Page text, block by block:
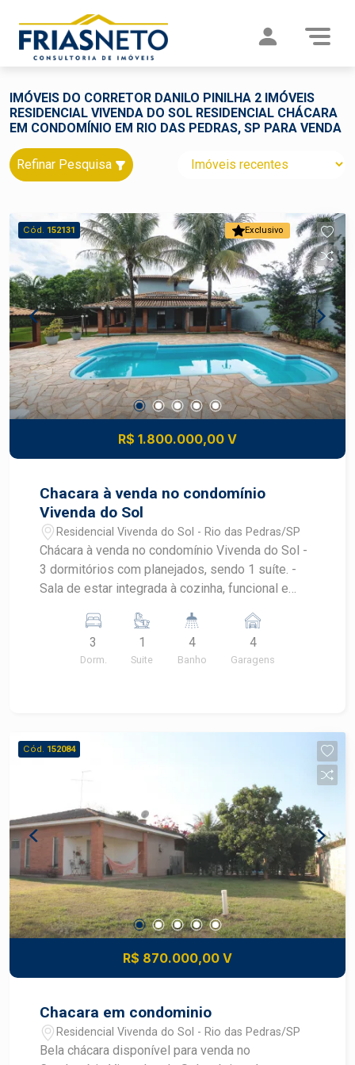
IMÓVEIS DO CORRETOR DANILO PINILHA 2 IMÓVEIS
RESIDENCIAL VIVENDA DO SOL RESIDENCIAL CHÁCARA
EM CONDOMÍNIO EM RIO DAS PEDRAS, SP PARA VENDA
Refinar Pesquisa
Exclusivo
Cód. 152131
R$ 1.800.000,00 V
Chacara à venda no condomínio
Vivenda do Sol
Residencial Vivenda do Sol - Rio das Pedras/SP
Chácara à venda no condomínio Vivenda do Sol -
3 dormitórios com planejados, sendo 1 suíte. -
Sala de estar integrada à cozinha, funcional e
no piso superior, separada dos demais
ambientes, garantindo mais privacidade e
tranquilidade. - Piscina para momentos de lazer e
Campo de futebol, ideal para partidas recreativas
e atividades ao ar livre. - Quadra de areia, perfeita
para vôlei, beach tennis e outras modalidades
aproveitamento dos espaços. Ambiente ideal
para moradia, lazer de finais de semana, eventos
familiares e confraternizações. Estrutura
planejada para proporcionar conforto, diversão e
integração com a natureza.
3
Dorm.
1
Suite
4
Banho
4
Garagens
Cód. 152084
R$ 870.000,00 V
Chacara em condominio
Residencial Vivenda do Sol - Rio das Pedras/SP
Bela chácara disponível para venda no